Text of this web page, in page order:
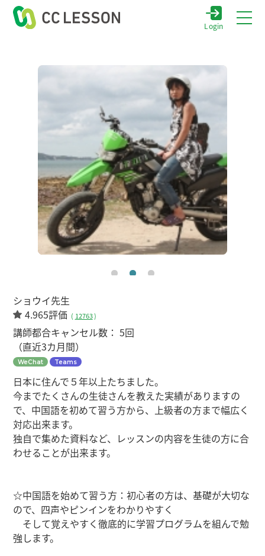
Login
ショウイ先生
4.965評価 ( 12763)
講師都合キャンセル数：5回
（直近3カ月間）
WeChat Teams
日本に住んで５年以上たちました。
今までたくさんの生徒さんを教えた実績がありますの
で、中国語を初めて習う方から、上級者の方まで幅広く
対応出来ます。
独自で集めた資料など、レッスンの内容を生徒の方に合
わせることが出来ます。
☆中国語を始めて習う方：初心者の方は、基礎が大切な
ので、四声やピンインをわかりやすく
そして覚えやすく徹底的に学習プログラムを組んで勉
強します。